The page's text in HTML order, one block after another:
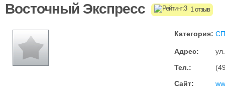
Восточный Экспресс 1 отзыв
Категория:
Адрес:
Тел.:
Сайт: